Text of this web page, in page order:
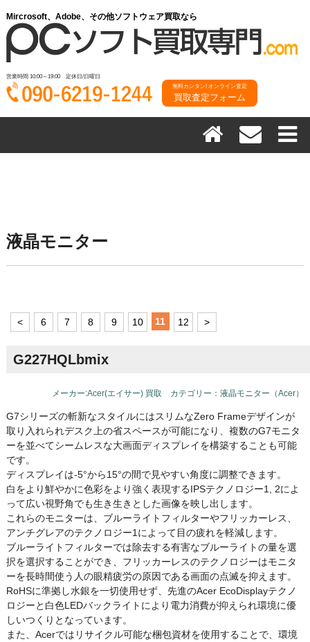
Mircrosoft、Adobe、その他ソフトウェア買取なら
営業時間 10:00～19:00 定休日/日曜日
無料カンタン! オンライン査定
買取査定フォーム
液晶モニター
< 6 7 8 9 10 11 12 >
G227HQLbmix
メーカー:Acer(エイサー) 買取 カテゴリー：液晶モニター（Acer）
G7シリーズの斬新なスタイルにはスリムなZero Frameデザインが
取り入れられデスク上の省スペースが可能になり、複数のG7モニタ
ーを並べてシームレスな大画面ディスプレイを構築することも可能
です。
ディスプレイは-5°から15°の間で見やすい角度に調整できます。
白をより鮮やかに色彩をより強く表現するIPSテクノロジー1, 2によ
って広い視野角でも生き生きとした画像を映し出します。
これらのモニターは、ブルーライトフィルターやフリッカーレス、
アンチグレアのテクノロジー1によって目の疲れを軽減します。
ブルーライトフィルターでは除去する有害なブルーライトの量を選
択を選択することができ、フリッカーレスのテクノロジーはモニタ
ーを長時間使う人の眼精疲労の原因である画面の点滅を抑えます。
RoHSに準拠し水銀を一切使用せず、先進のAcer EcoDisplayテクノ
ロジーと白色LEDバックライトにより電力消費が抑えられ環境に優
しいつくりとなっています。
また、Acerではリサイクル可能な梱包資材を使用することで、環境